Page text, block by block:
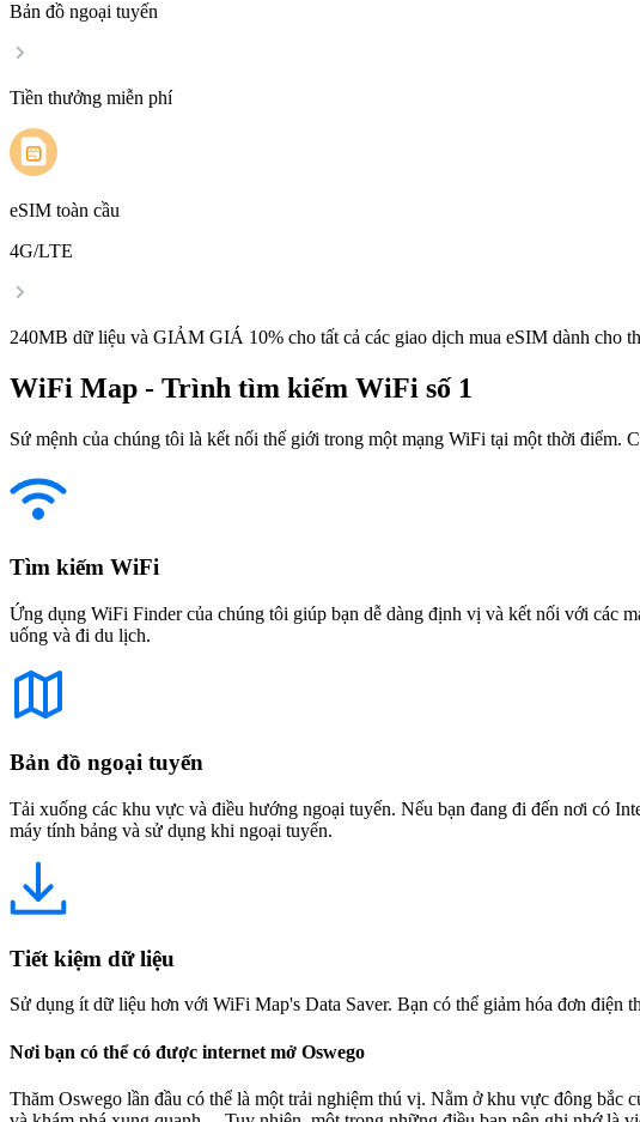
Bản đồ ngoại tuyến
Tiền thưởng miễn phí
eSIM toàn cầu
4G/LTE
240MB dữ liệu và GIẢM GIÁ 10% cho tất cả các giao dịch mua eSIM dành cho
WiFi Map - Trình tìm kiếm WiFi số 1
Sứ mệnh của chúng tôi là kết nối thế giới trong một mạng WiFi tại một thời điểm.
Tìm kiếm WiFi
Ứng dụng WiFi Finder của chúng tôi giúp bạn dễ dàng định vị và kết nối với các
uống và đi du lịch.
Bản đồ ngoại tuyến
Tải xuống các khu vực và điều hướng ngoại tuyến. Nếu bạn đang đi đến nơi có
máy tính bảng và sử dụng khi ngoại tuyến.
Tiết kiệm dữ liệu
Sử dụng ít dữ liệu hơn với WiFi Map's Data Saver. Bạn có thể giảm hóa đơn điện
Nơi bạn có thể có được internet mở Oswego
Thăm Oswego lần đầu có thể là một trải nghiệm thú vị. Nằm ở khu vực đông bắc